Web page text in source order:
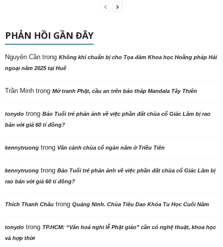
PHẢN HỒI GẦN ĐÂY
Nguyên Cần trong Không khí chuẩn bị cho Tọa đàm Khoa học Hoằng pháp Hải
ngoại năm 2025 tại Huế
Trần Minh trong Mở tranh Phật, cầu an trên bảo tháp Mandala Tây Thiên
tonydo trong Báo Tuổi trẻ phản ảnh về việc phần đất chùa cổ Giác Lâm bị rao
bán với giá 60 tỉ đồng?
kennytruong trong Vãn cảnh chùa cổ ngàn năm ở Triều Tiên
kennytruong trong Báo Tuổi trẻ phản ảnh về việc phần đất chùa cổ Giác Lâm bị
rao bán với giá 60 tỉ đồng?
Thích Thanh Châu trong Quảng Ninh. Chùa Tiêu Dao Khóa Tu Học Cuối Năm
tonydo trong TP.HCM: “Văn hoá nghi lễ Phật giáo” cần có nghệ thuật, khoa học
và hợp thời